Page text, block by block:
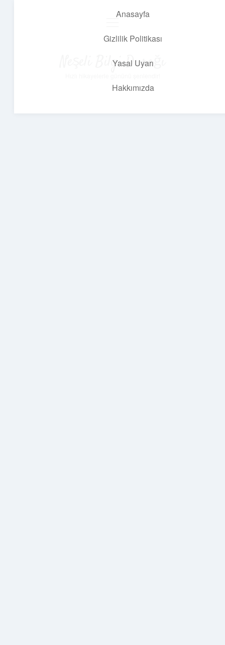
Anasayfa
Gizlilik Politikası
Yasal Uyarı
Hakkımızda
Neşeli Bilgi Durağı